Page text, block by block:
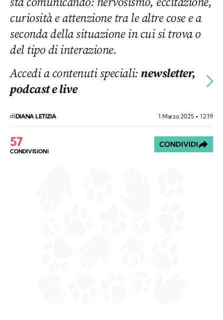
curiosità e attenzione tra le altre cose e a
seconda della situazione in cui si trova o
del tipo di interazione.
Accedi a contenuti speciali:newsletter,
podcast e live
diDIANA LETIZIA 1 Marzo 2025 12:19
57
CONDIVISIONI
CONDIVIDI